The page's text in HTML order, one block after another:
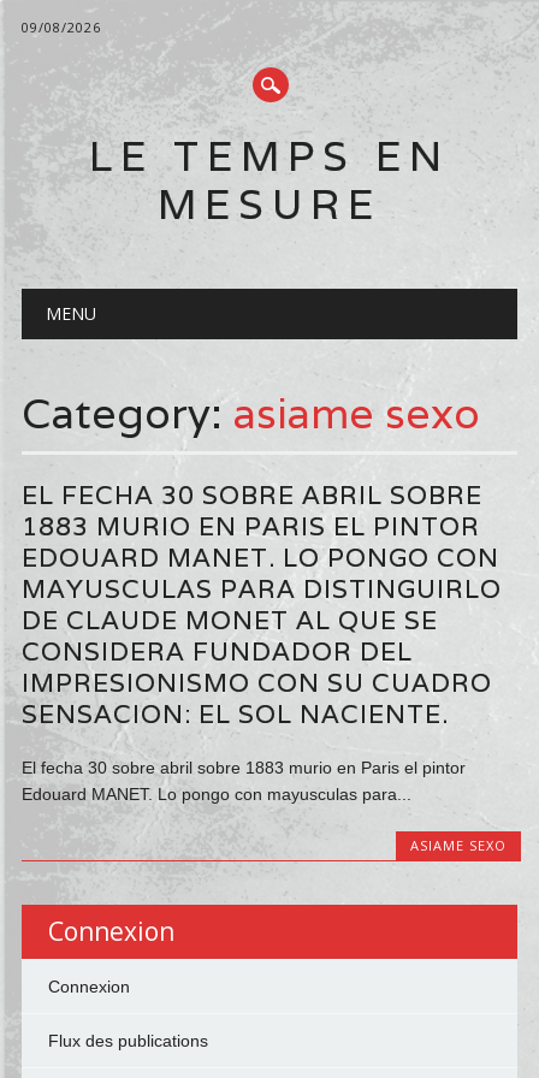
09/08/2026
LE TEMPS EN
MESURE
Main menu
MENU
Category:asiame sexo
EL FECHA 30 SOBRE ABRIL SOBRE
1883 MURIO EN PARIS EL PINTOR
EDOUARD MANET. LO PONGO CON
MAYUSCULAS PARA DISTINGUIRLO
DE CLAUDE MONET AL QUE SE
CONSIDERA FUNDADOR DEL
IMPRESIONISMO CON SU CUADRO
SENSACION: EL SOL NACIENTE.
El fecha 30 sobre abril sobre 1883 murio en Paris el pintor
Edouard MANET. Lo pongo con mayusculas para...
ASIAME SEXO
Connexion
Connexion
Flux des publications